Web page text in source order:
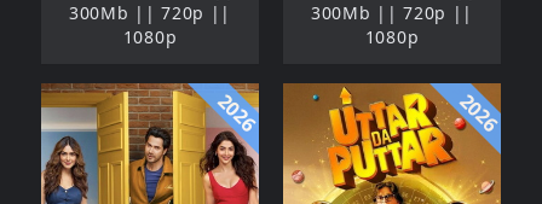
300Mb || 720p ||
1080p
300Mb || 720p ||
1080p
2026 2026